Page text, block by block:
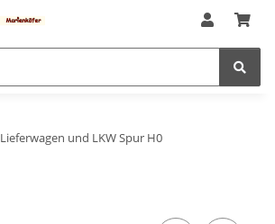
Lieferwagen und LKW Spur H0